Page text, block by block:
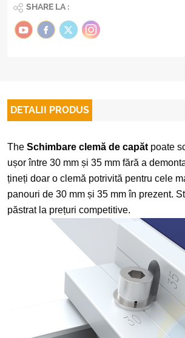
SHARE LA :
DETALII PRODUS
The Schimbare clemă de capăt poate
ușor între 30 mm și 35 mm fără a
țineți doar o clemă potrivită pentru cele
panouri de 30 mm și 35 mm în prezent.
păstrat la prețuri competitive.